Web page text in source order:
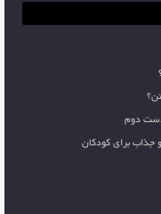
دست دوم
جذاب برای کودکان